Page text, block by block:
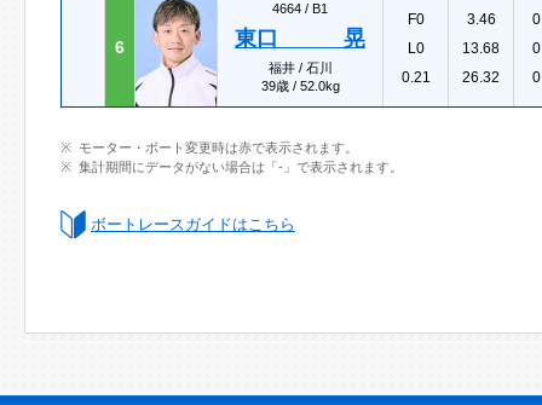
6
4664 / B1
東口 晃
福井 / 石川
39歳 / 52.0kg
F0
L0
0.21
3.46
13.68
26.32
モーター・ボート変更時は赤で表示されます。
集計期間にデータがない場合は「-」で表示されます。
ボートレースガイドはこちら